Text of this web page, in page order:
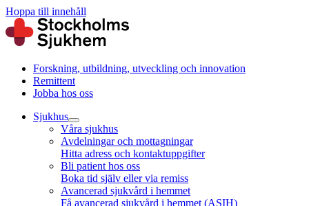
Hoppa till innehåll
Forskning, utbildning, utveckling och innovation
Remittent
Jobba hos oss
Sjukhus
Våra sjukhus
Avdelningar och mottagningar
Hitta adress och kontaktuppgifter
Bli patient hos oss
Boka tid själv eller via remiss
Avancerad sjukvård i hemmet
Få avancerad sjukvård i hemmet (ASIH)